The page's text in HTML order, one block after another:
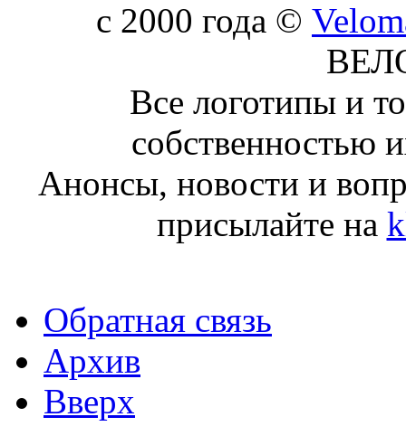
c 2000 года ©
Все логотипы и
собственностью
Анонсы, новости и
присылайте на
Обратная связь
Архив
Вверх